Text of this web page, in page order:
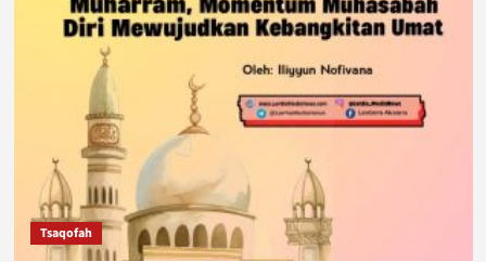
Anggaran
Pangkal
Tambah
Utang
Tsaqofah